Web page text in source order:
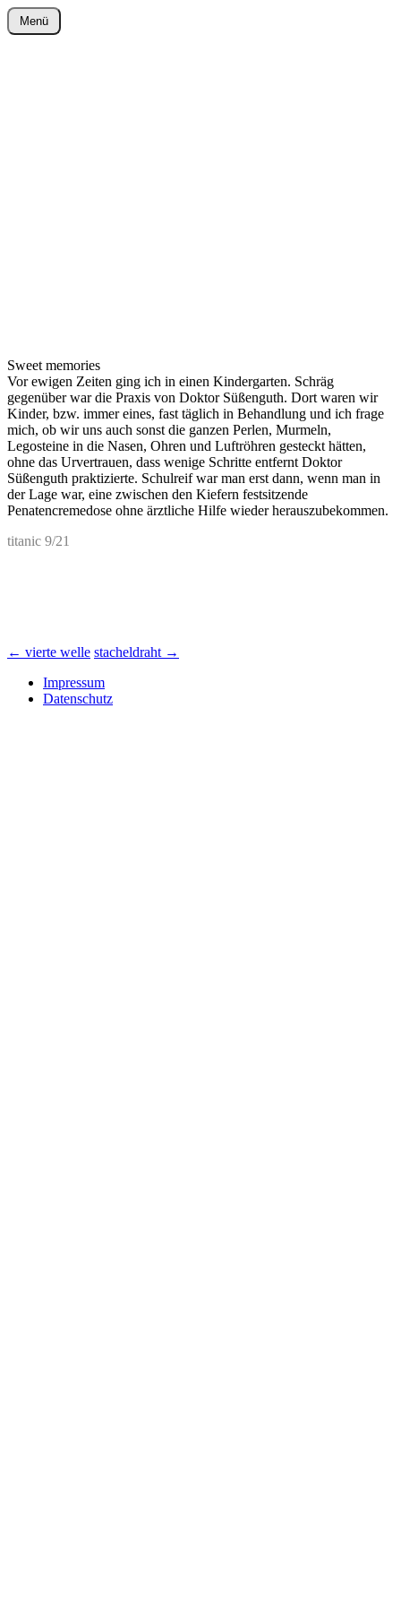
wurster-cartoon-blog.de
Menü
Zum
Inhalt
Sweet memories
Vor ewigen Zeiten ging ich in einen Kindergarten. Schräg
gegenüber war die Praxis von Doktor Süßenguth. Dort waren wir
Kinder, bzw. immer eines, fast täglich in Behandlung und ich frage
mich, ob wir uns auch sonst die ganzen Perlen, Murmeln,
Legosteine in die Nasen, Ohren und Luftröhren gesteckt hätten,
ohne das Urvertrauen, dass wenige Schritte entfernt Doktor
Süßenguth praktizierte. Schulreif war man erst dann, wenn man in
der Lage war, eine zwischen den Kiefern festsitzende
Penatencremedose ohne ärztliche Hilfe wieder herauszubekommen.
titanic 9/21
Beitrags-
Navigation
← vierte welle stacheldraht →
Impressum
Datenschutz